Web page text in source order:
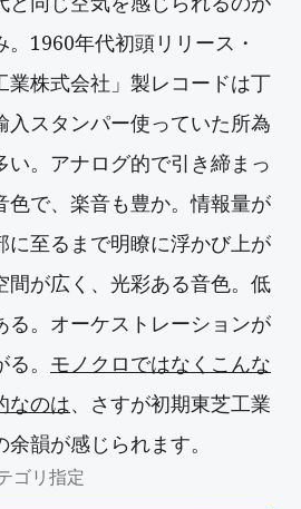
1960年代初頭リリース・
業株式会社」製レコードは丁
入スタンパー使っていた所為
い。アナログ的で引き締まっ
色で、楽音も豊か。情報量が
に至るまで明瞭に浮かび上が
間が広く、光彩ある音色。低
る。オーケストレーションが
。 モノクロではなくこんな
なのは、さすが初期東芝工業
韻が感じられます。
ゴリ指定